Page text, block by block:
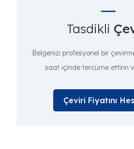
Tasdikli
Belgenizi profesyonel bir
saat içinde tercüme ettirin
Çeviri Fiyatını